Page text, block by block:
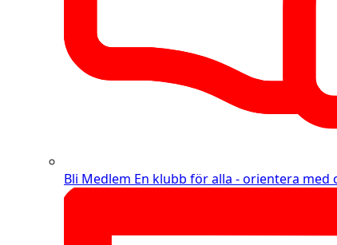
Bli Medlem En klubb för alla - orientera med